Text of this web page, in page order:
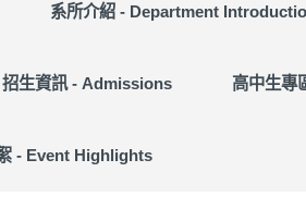
系所介紹 - Department
招生資訊 - Admissions 高中生專
- Event Highlights